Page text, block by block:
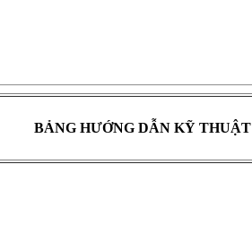
BẢNG HƯỚNG DẪN KỸ THUẬT